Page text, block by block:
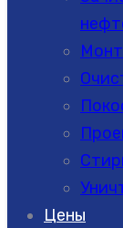
Цены